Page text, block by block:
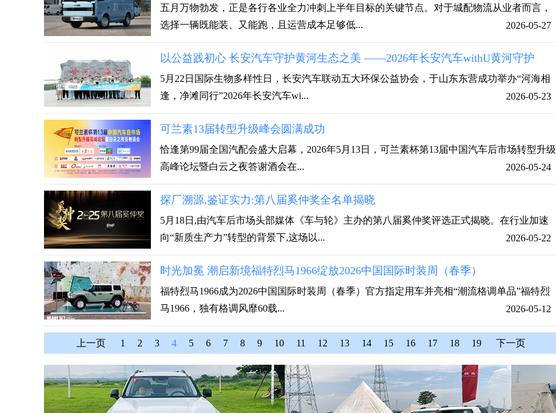
五月万物勃发，正是各行各业全力冲刺上半年目标的关键节点。对于城配物流从业者而言，
选择一辆既能装、又能跑，且运营成本足够低...
2026-05-27
以公益践初心 长安汽车守护黄河生态之美 ——2026年长安汽车withU黄河守护
5月22日国际生物多样性日，长安汽车联动五大环保公益协会，于山东东营成功举办“河海相
逢，净滩同行”2026年长安汽车wi...
2026-05-23
可兰素13届转型升级峰会圆满成功
恰逢第99届全国汽配会盛大启幕，2026年5月13日，可兰素杯第13届中国汽车后市场转型升级
高峰论坛暨白云之夜答谢酒会在...
2026-05-24
探厂溯源,鉴证实力:第八届奚仲奖全名单揭晓
5月18日,由汽车后市场头部媒体《车与轮》主办的第八届奚仲奖评选正式揭晓。在行业加速
向“新质生产力”转型的背景下,这场以...
2026-05-22
时光加冕 潮启新境福特烈马1966绽放2026中国国际时装周（春季）
福特烈马1966成为2026中国国际时装周（春季）官方指定用车并亮相“潮流格调单品”福特烈
马1966，独有格调风靡60载...
2026-05-12
上一页 1 2 3 4 5 6 7 8 9 10 11 12 13 14 15 16 17 18 19 下一页